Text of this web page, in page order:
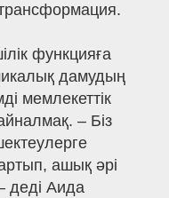
функцияға
дамудың
мемлекеттік
– Біз
ашық әрі
деді Аида